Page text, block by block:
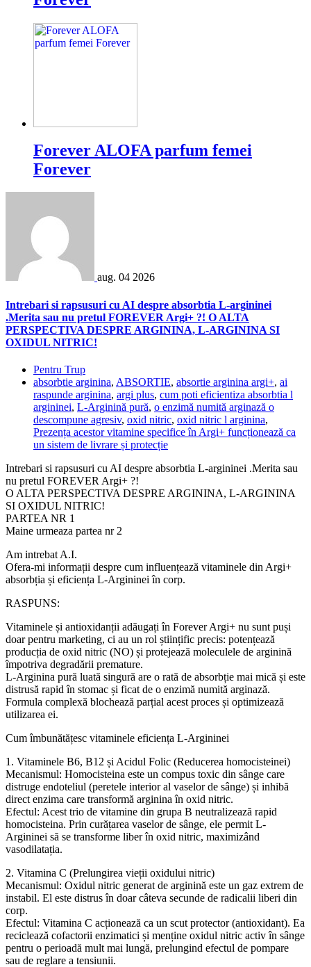
Forever ALOFA parfum femei
Forever
aug. 04 2026
Intrebari si rapsusuri cu AI despre absorbtia L-argininei
.Merita sau nu pretul FOREVER Argi+ ?! O ALTA
PERSPECTIVA DESPRE ARGININA, L-ARGININA SI
OXIDUL NITRIC!
Pentru Trup
absorbtie arginina, ABSORTIE, absortie arginina argi+, ai
raspunde arginina, argi plus, cum poti eficientiza absorbtia l
argininei, L-Arginină pură, o enzimă numită arginază o
descompune agresiv, oxid nitric, oxid nitric l arginina,
Prezența acestor vitamine specifice în Argi+ funcționează ca
un sistem de livrare și protecție
Intrebari si rapsusuri cu AI despre absorbtia L-argininei .Merita sau
nu pretul FOREVER Argi+ ?!
O ALTA PERSPECTIVA DESPRE ARGININA, L-ARGININA
SI OXIDUL NITRIC!
PARTEA NR 1
Maine urmeaza partea nr 2
Am intrebat A.I.
Ofera-mi informații despre cum influențează vitaminele din Argi+
absorbția și eficiența L-Argininei în corp.
RASPUNS:
Vitaminele și antioxidanții adăugați în Forever Argi+ nu sunt puși
doar pentru marketing, ci au un rol științific precis: potențează
producția de oxid nitric (NO) și protejează moleculele de arginină
împotriva degradării premature.
L-Arginina pură luată singură are o rată de absorbție mai mică și este
distrusă rapid în stomac și ficat de o enzimă numită arginază.
Formula complexă blochează parțial acest proces și optimizează
utilizarea ei.
Cum îmbunătățesc vitaminele eficiența L-Argininei
1. Vitaminele B6, B12 și Acidul Folic (Reducerea homocisteinei)
Mecanismul: Homocisteina este un compus toxic din sânge care
distruge endoteliul (peretele interior al vaselor de sânge) și inhibă
direct enzima care transformă arginina în oxid nitric.
Efectul: Acest trio de vitamine din grupa B neutralizează rapid
homocisteina. Prin curățarea vaselor de sânge, ele permit L-
Argininei să se transforme liber în oxid nitric, maximizând
vasodilatația.
2. Vitamina C (Prelungirea vieții oxidului nitric)
Mecanismul: Oxidul nitric generat de arginină este un gaz extrem de
instabil. El este distrus în doar câteva secunde de radicalii liberi din
corp.
Efectul: Vitamina C acționează ca un scut protector (antioxidant). Ea
reciclează cofactorii enzimatici și menține oxidul nitric activ în sânge
pentru o perioadă mult mai lungă, prelungind efectul de pompare
sau de reglare a tensiunii.